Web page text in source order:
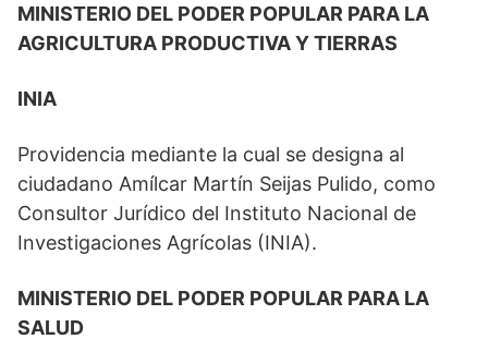
MINISTERIO DEL PODER POPULAR PARA LA
AGRICULTURA PRODUCTIVA Y TIERRAS
INIA
Providencia mediante la cual se designa al
ciudadano Amílcar Martín Seijas Pulido, como
Consultor Jurídico del Instituto Nacional de
Investigaciones Agrícolas (INIA).
MINISTERIO DEL PODER POPULAR PARA LA
SALUD